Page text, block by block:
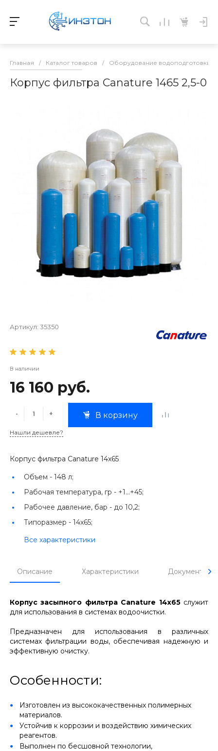
Главная / Каталог товаров / Оборудование водоподготовки и
Корпус фильтра Canature 1465 2,5-0
Артикул: 35350
В наличии
16 160 руб.
- + В корзину
Нашли дешевле?
Корпус фильтра Canature 14x65
Объем - 148 л;
Рабочая температура, гр - +1...+45;
Рабочее давление, бар - до 10,2;
Типоразмер - 14x65;
Все характеристики
Описание Характеристики Документы
Корпус засыпного фильтра Canature 14x65служит
для использования в системах водоочистки.
Предназначен для использования в различных
системах фильтрации воды, обеспечивая надежную и
эффективную очистку.
Особенности:
Изготовлен из высококачественных полимерных
материалов.
Устойчив к коррозии и воздействию химических
реагентов.
Выполнен по бесшовной технологии,